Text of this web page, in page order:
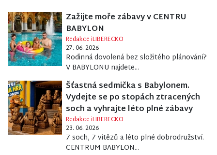
Zažijte moře zábavy v CENTRU
BABYLON
Redakce iLIBERECKO
27. 06. 2026
Rodinná dovolená bez složitého plánování?
V BABYLONU najdete...
Šťastná sedmička s Babylonem.
Vydejte se po stopách ztracených
soch a vyhrajte léto plné zábavy
Redakce iLIBERECKO
23. 06. 2026
7 soch, 7 vítězů a léto plné dobrodružství.
CENTRUM BABYLON...